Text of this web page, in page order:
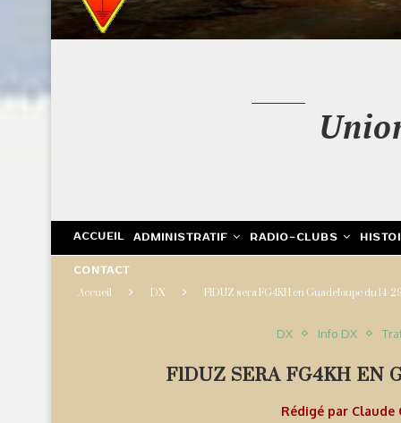
ACCUEIL ADMINISTRATIF RADIO-CLUBS
CONTACT
Accueil DX F1DUZ sera FG4KH en Guadeloupe du 14-
DX Info DX
F1DUZ SERA FG4KH
Rédigé par Claude